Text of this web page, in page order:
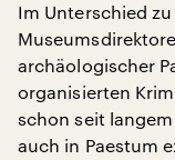
Im Unterschied
archäologischer
organisierten
schon seit
auch in Paestum